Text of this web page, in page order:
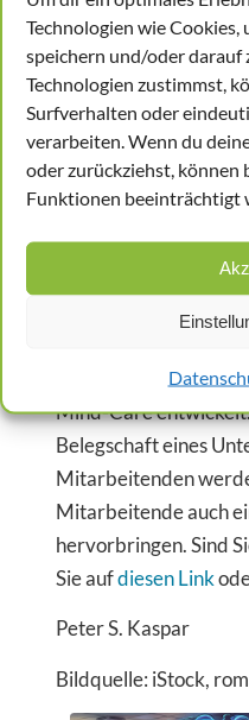
Technologien wie
speichern und/oder darauf
Technologien zustimmst,
Surfverhalten oder
verarbeiten. Wenn du
oder zurückziehst,
Funktionen beeinträchtigt
die Auswirkungen
Unterbewusstsein
MIT MIND CARE
MITARBEITENDEN
‏Die Psychische Gefährdungsbeurteilung ist also
ein sehr weites und
Feld, weil es stets um
Menschen geht, die
sind. Daher sollte die
„DOKTUS – die
Mind-Care
Belegschaft eines
Mitarbeitenden
Mitarbeitende auch
hervorbringen. Sind
Sie aufdiesen Link
Peter S. Kaspar
Bildquelle: iStock,